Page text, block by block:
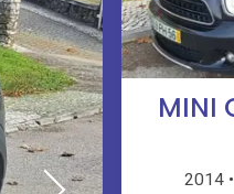
MINI
2014